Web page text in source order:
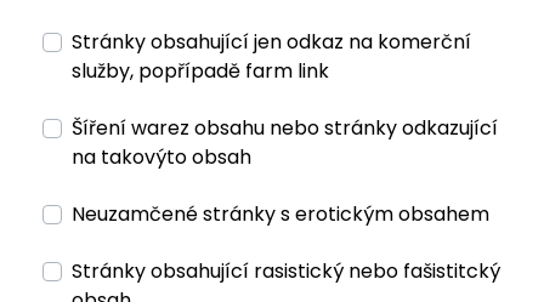
Stránky obsahující jen odkaz na komerční
služby, popřípadě farm link
Šíření warez obsahu nebo stránky odkazující
na takovýto obsah
Neuzamčené stránky s erotickým obsahem
Stránky obsahující rasistický nebo fašistitcký